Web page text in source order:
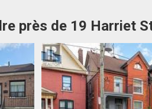
près de 19 Harriet